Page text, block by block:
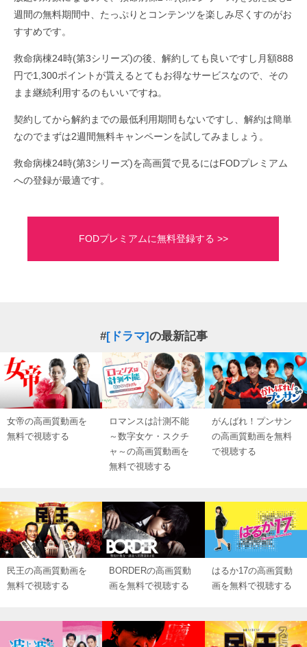
週間の無料期間中、たっぷりとコンテンツを楽しみ尽くすのがお
すすめです。
救命病棟24時(第3シリーズ)の後、解約しても良いですし月額888
円で1,300ポイントが貰えるとてもお得なサービスなので、その
まま継続利用するのもいいですね。
契約してから解約までの最低利用期間もないですし、解約は簡単
なのでまずは2週間無料キャンペーンを試してみましょう。
救命病棟24時(第3シリーズ)を高画質で見るにはFODプレミアム
への登録が最適です。
FODプレミアムに無料登録する >>
#[ドラマ]の最新記事
女帝の高画質動画を
無料で視聴する
ロマンスは計測不能
～数字女ケ・スクチ
ャ～の高画質動画を
無料で視聴する
がんばれ！プンサン
の高画質動画を無料
で視聴する
民王の高画質動画を
無料で視聴する
BORDERの高画質動
画を無料で視聴する
はるか17の高画質動
画を無料で視聴する